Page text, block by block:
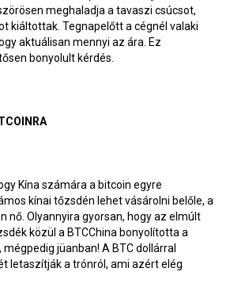
meghaladja a tavaszi csúcsot,
kiáltottak. Tegnapelőtt a cégnél valaki
aktuálisan mennyi az ára. Ez
bonyolult kérdés.
Kína számára a bitcoin egyre
kínai tőzsdén lehet vásárolni belőle, a
nő. Olyannyira gyorsan, hogy az elmúlt
közül a BTCChina bonyolította a
jüanban! A BTC dollárral
letaszítják a trónról, ami azért elég